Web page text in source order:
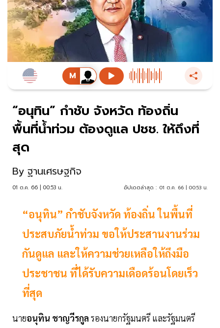
“อนุทิน” กำชับ จังหวัด ท้องถิ่น
พื้นที่น้ำท่วม ต้องดูแล ปชช. ให้ถึงที่
สุด
By ฐานเศรษฐกิจ
01 ต.ค. 66 | 00:53 น. อัปเดตล่าสุด : 01 ต.ค. 66 | 00:53 น.
“อนุทิน” กำชับจังหวัด ท้องถิ่น ในพื้นที่
ประสบภัยน้ำท่วม ขอให้ประสานงานร่วม
กันดูแล และให้ความช่วยเหลือให้ถึงมือ
ประชาชน ที่ได้รับความเดือดร้อนโดยเร็ว
ที่สุด
นายอนุทิน ชาญวีรกูล รองนายกรัฐมนตรี และรัฐมนตรี